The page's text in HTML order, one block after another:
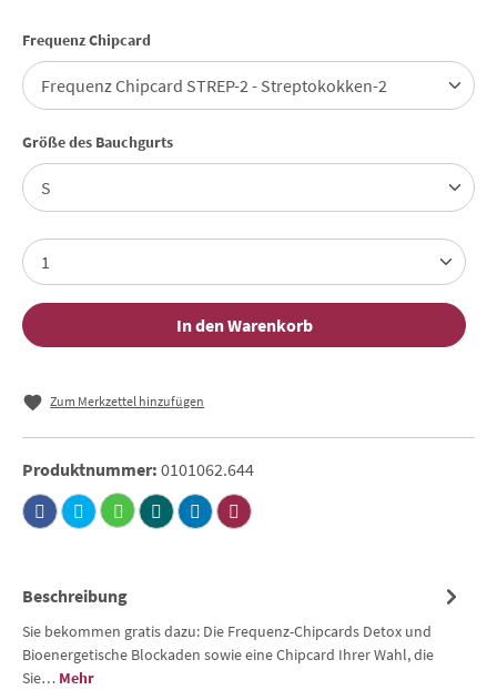
Frequenz Chipcard
Größe des Bauchgurtsauswählen
In den Warenkorb
Zum Merkzettel hinzufügen
Produktnummer: 0101062.644
Beschreibung
Sie bekommen gratis dazu: Die Frequenz-Chipcards Detox und
Bioenergetische Blockaden sowie eine Chipcard Ihrer Wahl, die
Sie… Mehr